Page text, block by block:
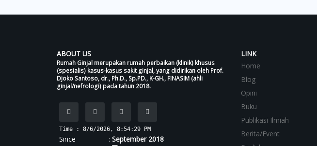
ABOUT US
Rumah Ginjal merupakan rumah perbaikan (klinik) khusus
(spesialis) kasus-kasus sakit ginjal, yang didirikan oleh Prof.
Djoko Santoso, dr., Ph.D., Sp.PD., K-GH., FINASIM (ahli
ginjal/nefrologi) pada tahun 2018.
Time : 8/6/2026, 8:54:30 PM
Since : September 2018
LINK
Home
Blog
Opini
Buku
Publikasi Ilmiah
Berita/Event